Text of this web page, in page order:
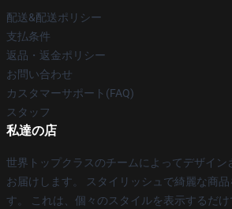
配送&配送ポリシー
支払条件
返品・返金ポリシー
お問い合わせ
カスタマーサポート(FAQ)
スタッフ
私達の店
世界トップクラスのチームによってデザイン
お届けします。 スタイリッシュで綺麗な商
す。 これは、個々のスタイルを表示するだ